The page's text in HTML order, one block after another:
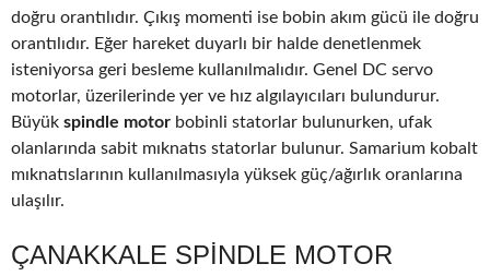
doğru orantılıdır. Çıkış momenti ise bobin akım gücü ile doğru
orantılıdır. Eğer hareket duyarlı bir halde denetlenmek
isteniyorsa geri besleme kullanılmalıdır. Genel DC servo
motorlar, üzerilerinde yer ve hız algılayıcıları bulundurur.
Büyük spindle motor bobinli statorlar bulunurken, ufak
olanlarında sabit mıknatıs statorlar bulunur. Samarium kobalt
mıknatıslarının kullanılmasıyla yüksek güç/ağırlık oranlarına
ulaşılır.
ÇANAKKALE SPINDLE MOTOR